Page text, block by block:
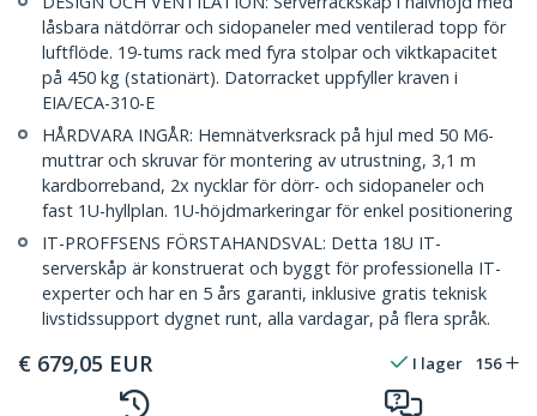
låsbara nätdörrar och sidopaneler med ventilerad topp för
luftflöde. 19-tums rack med fyra stolpar och viktkapacitet
på 450 kg (stationärt). Datorracket uppfyller kraven i
EIA/ECA-310-E
HÅRDVARA INGÅR: Hemnätverksrack på hjul med 50 M6-
muttrar och skruvar för montering av utrustning, 3,1 m
kardborreband, 2x nycklar för dörr- och sidopaneler och
fast 1U-hyllplan. 1U-höjdmarkeringar för enkel positionering
IT-PROFFSENS FÖRSTAHANDSVAL: Detta 18U IT-
serverskåp är konstruerat och byggt för professionella IT-
experter och har en 5 års garanti, inklusive gratis teknisk
livstidssupport dygnet runt, alla vardagar, på flera språk.
€ 679,05 EUR I lager 156